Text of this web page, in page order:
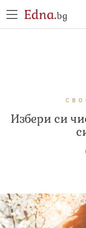
Edna.bg
Избери си